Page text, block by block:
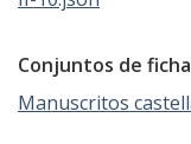
Conjuntos de
Manuscritos